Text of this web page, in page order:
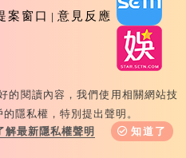
案窗口 意見反應
E-Television All Rights
台北市內湖區舊宗路一段159
8888
的閱讀內容，我們使用相關網站技
隱私權，特別提出聲明。
解最新隱私權聲明
知道了